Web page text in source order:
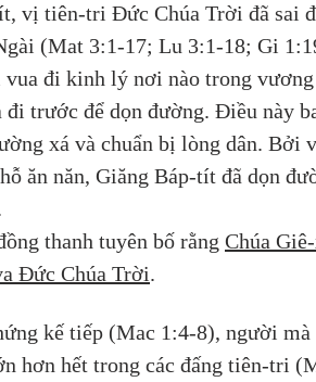
vị tiên-tri Đức Chúa Trời đã sai
(Mat 3:1-17; Lu 3:1-18; Gi
đi kinh lý nơi nào trong vương
trước để dọn đường. Điều này
xá và chuẩn bị lòng dân. Bởi
ăn năn, Giăng Báp-tít đã dọn
thanh tuyên bố rằng Chúa
Đức Chúa Trời.
kế tiếp (Mac 1:4-8), người mà
hơn hết trong các đấng tiên-tri